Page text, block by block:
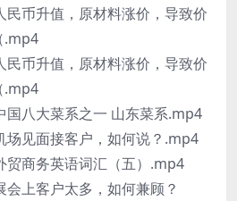
币升值，原材料涨价，导致价
.mp4
币升值，原材料涨价，导致价
.mp4
国八大菜系之一 山东菜系.mp4
场见面接客户，如何说？.mp4
贸商务英语词汇（五）.mp4
上客户太多，如何兼顾？